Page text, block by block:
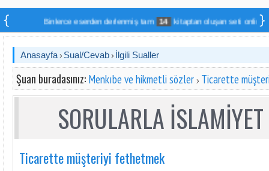
Binlerce eserden derlenmiş tam 14 kitaptan oluşan seti online
Anasayfa Sual/Cevab İlgili Sualler
Şuan buradasınız: Menkıbe ve hikmetli sözler Ticarette
SORULARLA
Ticarette müşteriyi fethetmek